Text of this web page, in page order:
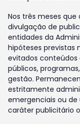
Nos três meses
divulgação de
entidades da
hipóteses previstas
evitados
públicos,
gestão.
estritamente
emergenciais ou
caráter publicitário